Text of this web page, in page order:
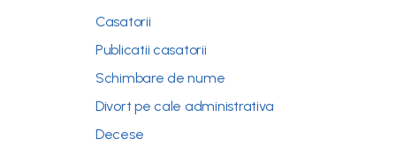
Casatorii
Publicatii casatorii
Schimbare de nume
Divort pe cale administrativa
Decese